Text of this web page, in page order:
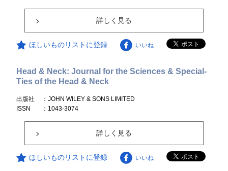
詳しく見る
ほしいものリストに登録 いいね
Head & Neck: Journal for the Sciences & Special-
Ties of the Head & Neck
出版社
：JOHN WILEY & SONS LIMITED
ISSN
：1043-3074
詳しく見る
ほしいものリストに登録 いいね